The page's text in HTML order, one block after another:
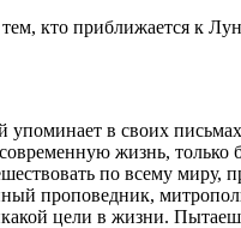
кто приближается к
упоминает в своих
жизнь,
по всему миру,
проповедник,
цели в жизни.